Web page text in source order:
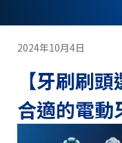
2024年10月4日
【牙刷刷
合適的電